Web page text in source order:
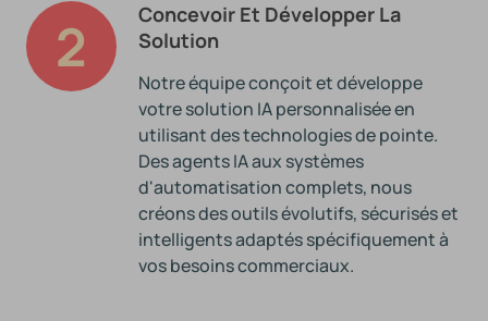
2
Concevoir Et Développer La
Solution
Notre équipe conçoit et développe
votre solution IA personnalisée en
utilisant des technologies de pointe.
Des agents IA aux systèmes
d'automatisation complets, nous
créons des outils évolutifs, sécurisés et
intelligents adaptés spécifiquement à
vos besoins commerciaux.